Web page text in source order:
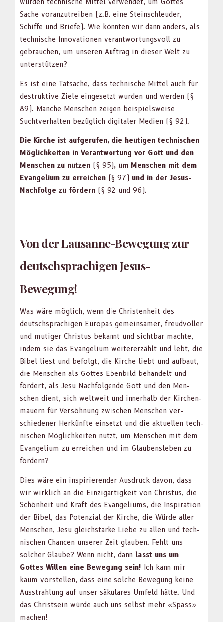
wur­den tech­nis­che Mit­tel ver­wen­det, um Gottes
Sache voranzutreiben (z.B. eine Stein­schleud­er,
Schiffe und Briefe). Wie kön­nten wir dann anders, als
tech­nis­che Inno­va­tio­nen ver­ant­wor­tungsvoll zu
gebrauchen, um unseren Auf­trag in dieser Welt zu
unter­stützen?
Es ist eine Tat­sache, dass tech­nis­che Mit­tel auch für
destruk­tive Ziele einge­set­zt wur­den und wer­den (§
89). Manche Men­schen zeigen beispiel­sweise
Suchtver­hal­ten bezüglich dig­i­taler Medi­en (§ 92).
Die Kirche ist aufgerufen, die heuti­gen tech­nis­chen
Möglichkeit­en in Ver­ant­wor­tung vor Gott und den
Men­schen zu nutzen (§ 95), um Men­schen mit dem
Evan­geli­um zu erre­ichen (§ 97) und in der Jesus-
Nach­folge zu fördern (§ 92 und 96).
Von der Lausanne-Bewegung zur
deutschsprachigen Jesus-
Bewegung!
Was wäre möglich, wenn die Chris­ten­heit des
deutschsprachi­gen Europas gemein­samer, freud­voller
und mutiger Chris­tus bekan­nt und sicht­bar machte,
indem sie das Evan­geli­um weit­er­erzählt und lebt, die
Bibel liest und befol­gt, die Kirche liebt und auf­baut,
die Men­schen als Gottes Eben­bild behan­delt und
fördert, als Jesu Nach­fol­gende Gott und den Men­
schen dient, sich weltweit und inner­halb der Kirchen­
mauern für Ver­söh­nung zwis­chen Men­schen ver­
schieden­er Herkün­fte ein­set­zt und die aktuellen tech­
nis­chen Möglichkeit­en nutzt, um Men­schen mit dem
Evan­geli­um zu erre­ichen und im Glaubensleben zu
fördern?
Dies wäre ein inspiri­eren­der Aus­druck davon, dass
wir wirk­lich an die Einzi­gar­tigkeit von Chris­tus, die
Schön­heit und Kraft des Evan­geli­ums, die Inspi­ra­tion
der Bibel, das Poten­zial der Kirche, die Würde aller
Men­schen, Jesu gle­ich­starke Liebe zu allen und tech­
nis­chen Chan­cen unser­er Zeit glauben. Fehlt uns
solch­er Glaube? Wenn nicht, dann lasst uns um
Gottes Willen eine Bewe­gung sein! Ich kann mir
kaum vorstellen, dass eine solche Bewe­gung keine
Ausstrahlung auf unser säku­lares Umfeld hätte. Und
das Christ­sein würde auch uns selb­st mehr «Spass»
machen!